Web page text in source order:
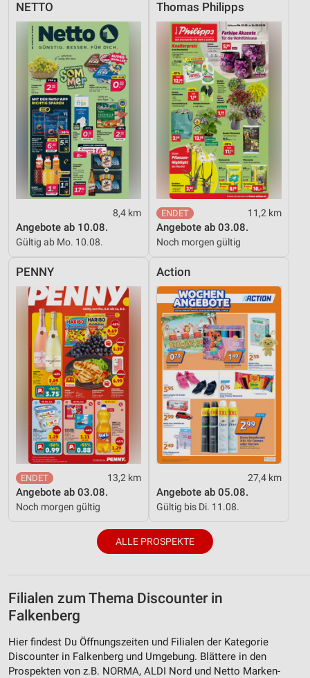
NETTO
8,4 km
Angebote ab 10.08.
Gültig ab Mo. 10.08.
Thomas Philipps
11,2 km
Angebote ab 03.08.
Noch morgen gültig
PENNY
13,2 km
Angebote ab 03.08.
Noch morgen gültig
Action
27,4 km
Angebote ab 05.08.
Gültig bis Di. 11.08.
ALLE PROSPEKTE
Filialen zum Thema Discounter in
Falkenberg
Hier findest Du Öffnungszeiten und Filialen der Kategorie
Discounter in Falkenberg und Umgebung. Blättere in den
Prospekten von z.B. NORMA, ALDI Nord und Netto Marken-